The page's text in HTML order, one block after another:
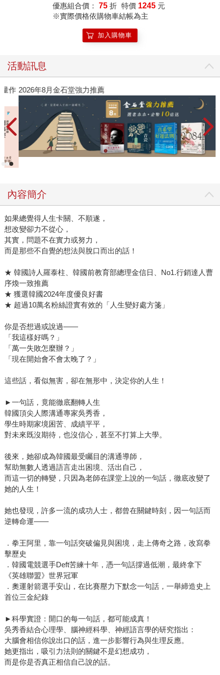
優惠組合價： 75 折 特價 1245 元
※實際價格依購物車結帳為主
加入購物車
活動訊息
2026年8月金石堂強力推薦
內容簡介
如果總覺得人生卡關、不順遂，
想改變卻力不從心，
其實，問題不在實力或努力，
而是那些不自覺的想法與脫口而出的話！
★ 韓國詩人羅泰柱、韓國前教育部總理金信日、No1.行銷達人曹
序煥一致推薦
★ 獲選韓國2024年度優良好書
★ 超過10萬名粉絲證實有效的「人生變好處方箋」
你是否想過或說過——
「我這樣好嗎？」
「萬一失敗怎麼辦？」
「現在開始會不會太晚了？」
這些話，看似無害，卻在無形中，決定你的人生！
►一句話，竟能徹底翻轉人生
韓國頂尖人際溝通專家吳秀香，
學生時期家境困苦、成績平平，
對未來既沒期待，也沒信心，甚至不打算上大學。
後來，她卻成為韓國最受矚目的溝通導師，
幫助無數人透過語言走出困境、活出自己，
而這一切的轉變，只因為老師在課堂上說的一句話，徹底改變了
她的人生！
她也發現，許多一流的成功人士，都曾在關鍵時刻，因一句話而
逆轉命運——
．拳王阿里，靠一句話突破偏見與困境，走上傳奇之路，改寫拳
擊歷史
．韓國電競選手Deft苦練十年，憑一句話撐過低潮，最終拿下
《英雄聯盟》世界冠軍
．奧運射箭選手安山，在比賽壓力下默念一句話，一舉締造史上
首位三金紀錄
►科學實證：開口的每一句話，都可能成真！
吳秀香結合心理學、腦神經科學、神經語言學的研究指出：
大腦會相信你說出口的話，進一步影響行為與生理反應。
她更指出，吸引力法則的關鍵不是幻想成功，
而是你是否真正相信自己說的話。